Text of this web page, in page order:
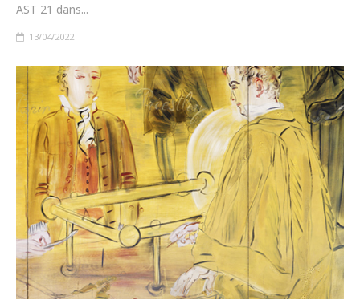
AST 21 dans...
13/04/2022